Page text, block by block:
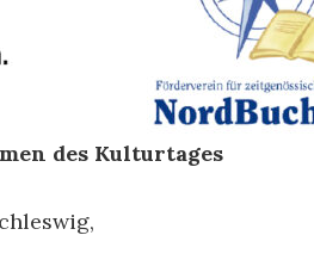
des Kulturtages